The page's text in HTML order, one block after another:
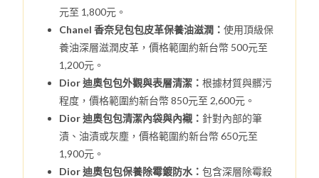
元至 1,800元。
Chanel 香奈兒包包皮革保養油滋潤：使用頂級保
養油深層滋潤皮革，價格範圍約新台幣 500元至
1,200元。
Dior 迪奧包包外觀與表層清潔：根據材質與髒污
程度，價格範圍約新台幣 850元至 2,600元。
Dior 迪奧包包清潔內袋與內襯： 針對內部的筆
漬、油漬或灰塵，價格範圍約新台幣 650元至
1,900元。
Dior 迪奧包包保養除霉鍍防水：包含深層除霉殺